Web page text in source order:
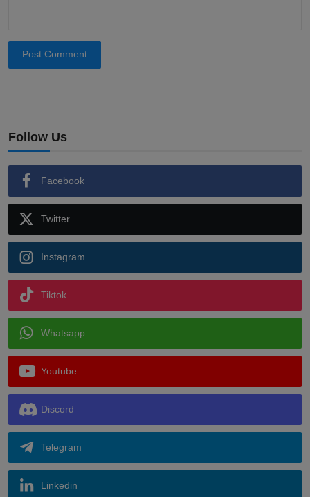
Post Comment
Follow Us
Facebook
Twitter
Instagram
Tiktok
Whatsapp
Youtube
Discord
Telegram
Linkedin